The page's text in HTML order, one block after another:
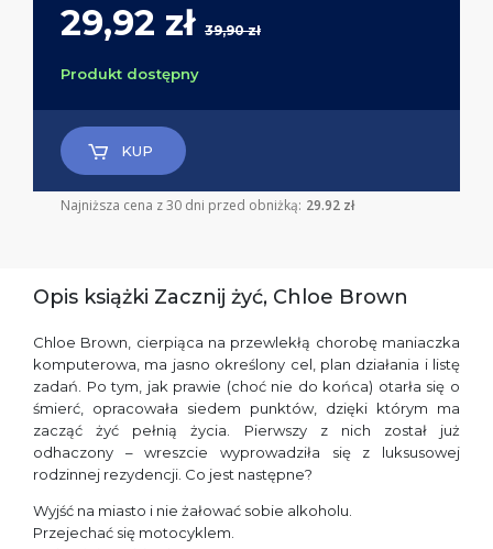
29,92 zł 39,90 zł
Produkt dostępny
KUP
Najniższa cena z 30 dni przed obniżką: 29.92 zł
Opis książki Zacznij żyć, Chloe Brown
Chloe Brown, cierpiąca na przewlekłą chorobę maniaczka
komputerowa, ma jasno określony cel, plan działania i listę
zadań. Po tym, jak prawie (choć nie do końca) otarła się o
śmierć, opracowała siedem punktów, dzięki którym ma
zacząć żyć pełnią życia. Pierwszy z nich został już
odhaczony – wreszcie wyprowadziła się z luksusowej
rodzinnej rezydencji. Co jest następne?
Wyjść na miasto i nie żałować sobie alkoholu.
Przejechać się motocyklem.